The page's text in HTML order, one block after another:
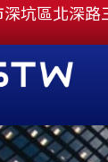
坑區北深